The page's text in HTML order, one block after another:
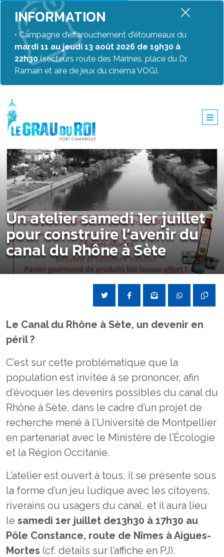
INFORMATION
• Campagne d’effarouchement d’étourneaux du
mardi 11 au jeudi 13 août 2026 de 19h30 à
22h30(secteurs route des Marines, place du Dr
Ramain et aire de jeux du cinéma VOG).
Un atelier samedi 1er juillet
pour construire l’avenir du
canal du Rhône à Sète
Le Canal du Rhône à Sète, un devenir en
péril ?
C’est sur cette problématique que la
population est invitée à se prononcer, afin
d’évoquer les devenirs possibles du canal du
Rhône à Sète, dans le cadre d’un projet de
recherche mené à l’Université de Montpellier
en partenariat avec le Ministère de l’Écologie
et la Région Occitanie.
L’atelier est ouvert à tous, il se présente sous
la forme d’un jeu ludique avec les citoyens,
riverains ou usagers du canal, et il aura lieu
le samedi 1er juillet de13h30 à 17h30 au
Pôle Constance, route de Nîmes à Aigues-
Mortes (cf. détails sur l’affiche en PJ).